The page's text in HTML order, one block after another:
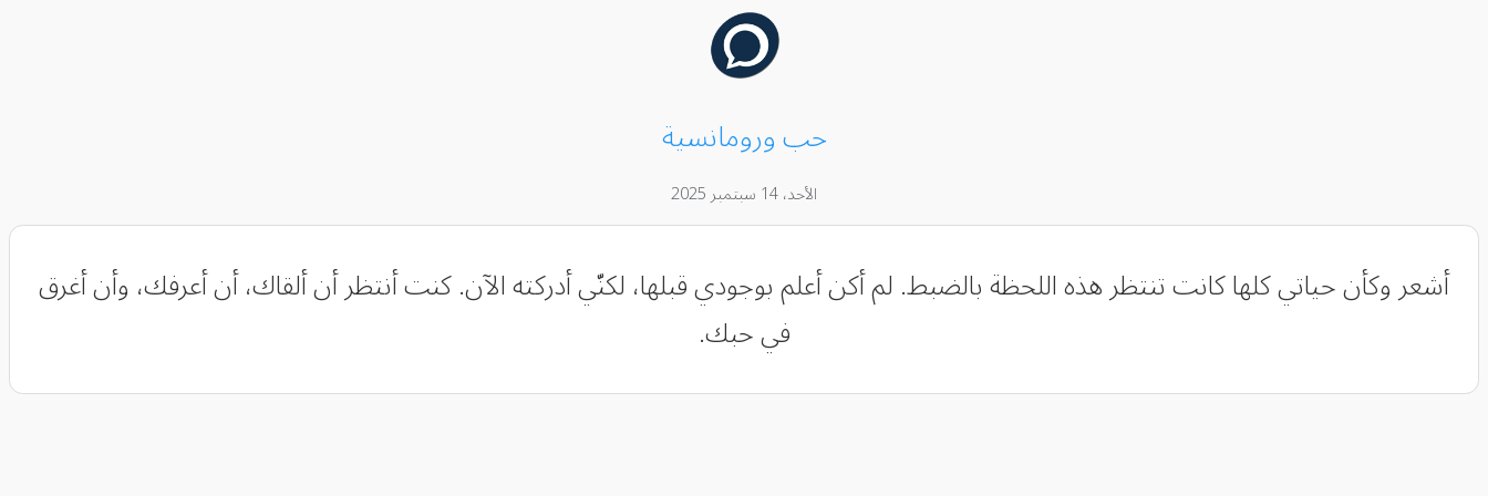
حب ورومانسية
الأحد، 14 سبتمبر 2025
أشعر وكأن حياتي كلها كانت تنتظر هذه اللحظة بالضبط. لم أكن أعلم بوجودي قبلها، لكنّي أدركته الآن. كنت أنتظر أن ألقاك، أن أعرفك، وأن أغرق
في حبك.